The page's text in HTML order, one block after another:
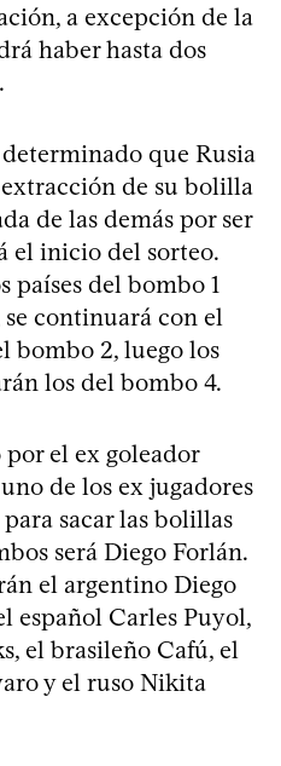
a excepción de la
haber hasta dos
que Rusia
de su bolilla
de las demás por ser
el inicio del sorteo.
países del bombo 1
continuará con el
bombo 2, luego los
los del bombo 4.
el ex goleador
de los ex jugadores
sacar las bolillas
será Diego Forlán.
el argentino Diego
español Carles Puyol,
el brasileño Cafú, el
y el ruso Nikita